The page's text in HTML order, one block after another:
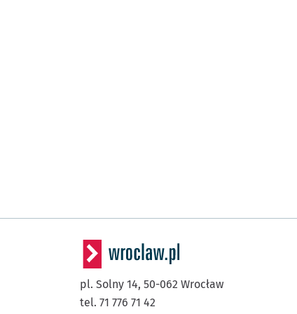
pl. Solny 14, 50-062 Wrocław
tel. 71 776 71 42